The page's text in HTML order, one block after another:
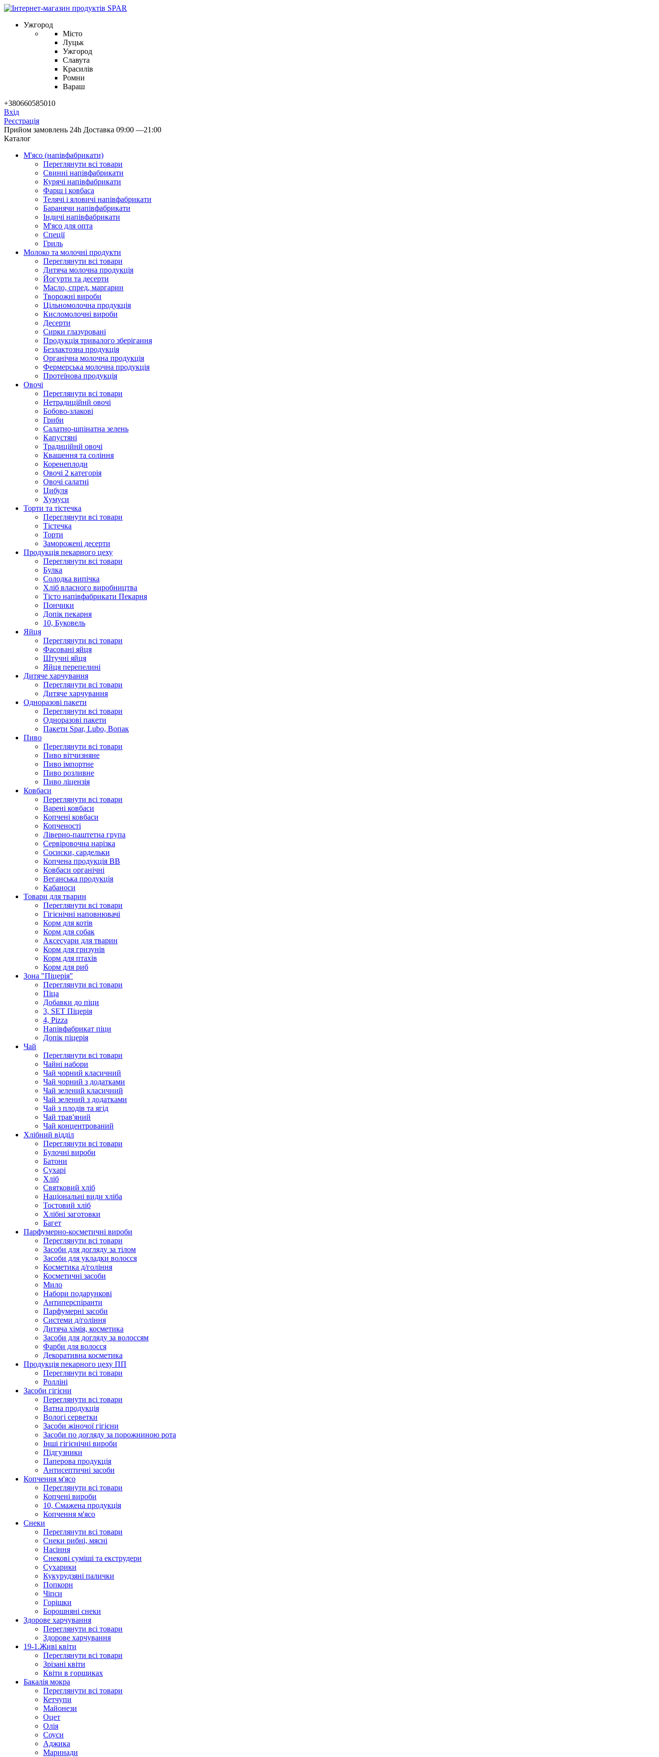
Ужгород
Місто
Луцьк
Ужгород
Славута
Красилів
Ромни
Вараш
+380660585010
Вхід
Реєстрація
Прийом замовлень 24h Доставка 09:00 —21:00
Каталог
М'ясо (напiвфабрикати)
Переглянути всі товари
Свиннi напiвфабрикати
Курячi напiвфабрикати
Фарш i ковбаса
Телячi i яловичi напiвфабрикати
Баранячи напiвфабрикати
Iндичi напiвфабрикати
М'ясо для опта
Спеції
Гриль
Молоко та молочні продукти
Переглянути всі товари
Дитяча молочна продукція
Йогурти та десерти
Масло, спред, маргарин
Творожні вироби
Цільномолочна продукція
Кисломолочні вироби
Десерти
Сирки глазуровані
Продукція тривалого зберігання
Безлактозна продукція
Органічна молочна продукція
Фермерська молочна продукція
Протеїнова продукція
Овочі
Переглянути всі товари
Нетрадиційнй овочі
Бобово-злакові
Гриби
Салатно-шпінатна зелень
Капустяні
Традиційнй овочі
Квашення та соління
Корeнеплоди
Овочі 2 категорія
Овочі салатні
Цибуля
Хумуси
Торти та тістечка
Переглянути всі товари
Тістечка
Торти
Заморожені десерти
Продукцiя пекарного цеху
Переглянути всі товари
Булка
Солодка випiчка
Хлiб власного виробництва
Тiсто напiвфабрикати Пекарня
Пончики
Допік пекарня
10, Буковель
Яйця
Переглянути всі товари
Фасовані яйця
Штучні яйця
Яйця перепелині
Дитяче харчування
Переглянути всі товари
Дитяче харчування
Одноразові пакети
Переглянути всі товари
Одноразові пакети
Пакети Spar, Lubo, Вопак
Пиво
Переглянути всі товари
Пиво вітчизняне
Пиво імпортне
Пиво розливне
Пиво ліцензія
Ковбаси
Переглянути всі товари
Варені ковбаси
Копчені ковбаси
Копченості
Ліверно-паштетна група
Сервіровочна нарізка
Сосиски, сардельки
Копчена продукція ВВ
Ковбаси органічні
Веганська продукція
Кабаноси
Товари для тварин
Переглянути всі товари
Гігієнічні наповнювачі
Корм для котів
Корм для собак
Аксесуари для тварин
Корм для гризунів
Корм для птахів
Корм для риб
Зона "Піцерія"
Переглянути всі товари
Піца
Добавки до піци
3, SET Піцерія
4, Pizza
Напівфабрикат піци
Допік піцерія
Чай
Переглянути всі товари
Чайні набори
Чай чорний класичний
Чай чорний з додатками
Чай зелений класичний
Чай зелений з додатками
Чай з плодів та ягід
Чай трав'яний
Чай концентрований
Хлібний відділ
Переглянути всі товари
Булочні вироби
Батони
Сухарі
Хліб
Святковий хліб
Національні види хліба
Тостовий хліб
Хлібні заготовки
Багет
Парфумерно-косметичні вироби
Переглянути всі товари
Засоби для догляду за тілом
Засоби для укладки волосся
Косметика д/гоління
Косметичні засоби
Мило
Набори подарункові
Антиперспіранти
Парфумерні засоби
Системи д/гоління
Дитяча хімія, косметика
Засоби для догляду за волоссям
Фарби для волосся
Декоративна косметика
Продукцiя пекарного цеху ПП
Переглянути всі товари
Ролліні
Засоби гігієни
Переглянути всі товари
Ватна продукція
Вологi серветки
Засоби жіночої гігієни
Засоби по догляду за порожниною рота
Інші гігієнічні вироби
Підгузники
Паперова продукція
Антисептичні засоби
Копчення м'ясо
Переглянути всі товари
Копчені вироби
10, Смажена продукція
Копчення м'ясо
Снеки
Переглянути всі товари
Снеки рибні, мясні
Насіння
Снекові суміші та екструдери
Сухарики
Кукурудзяні пaлички
Попкорн
Чіпси
Гoрішки
Борошняні снеки
Здорове харчування
Переглянути всі товари
Здорове харчування
19-1.Живі квіти
Переглянути всі товари
Зрізані квіти
Квіти в горщиках
Бакалія мокра
Переглянути всі товари
Кетчупи
Майонези
Оцет
Олія
Соуси
Аджика
Маринади